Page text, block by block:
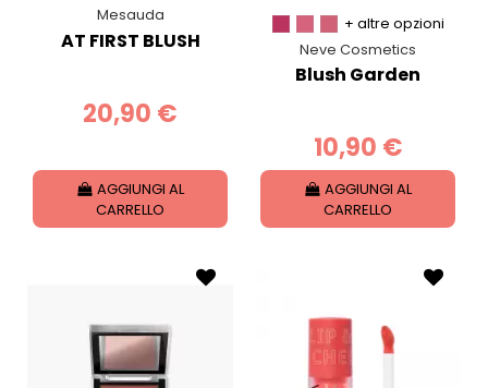
Mesauda
AT FIRST BLUSH
20,90 €
AGGIUNGI AL
CARRELLO
+ altre opzioni
Neve Cosmetics
Blush Garden
10,90 €
AGGIUNGI AL
CARRELLO